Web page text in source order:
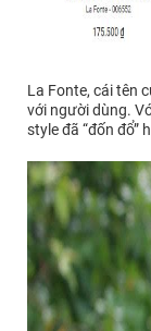
La Fonte, cái tên
với người dùng.
style đã “đốn đổ”